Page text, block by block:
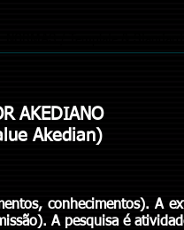
AKEDIANO
Akedian)
conhecimentos). A
A pesquisa é